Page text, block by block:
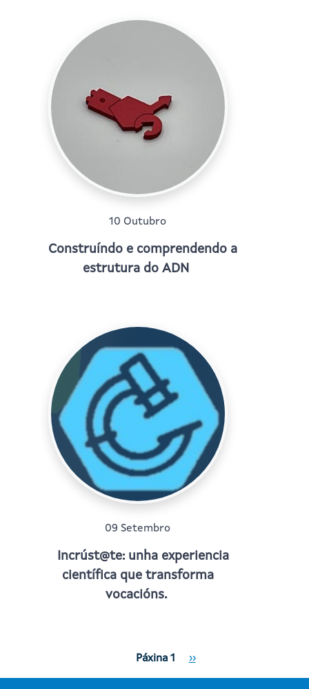
10 Outubro
Construíndo e comprendendo a
estrutura do ADN
09 Setembro
Incrúst@te: unha experiencia
científica que transforma
vocacións.
Páxina 1 Páxina Seguinte
››